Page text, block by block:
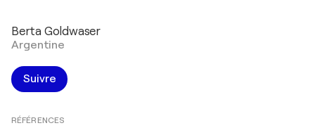
Berta Goldwaser
Argentine
Suivre
RÉFÉRENCES